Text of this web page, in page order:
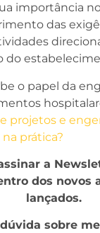
importância
das
do
o papel da
projetos e
prática?
a
dos novos
lançados.
sobre